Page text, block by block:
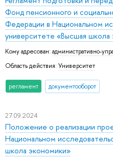
Фонд пенсионного и
Федерации в Национальном
университете «Высшая школа
Кому адресован: административно-
Область действия: Университет
регламент документооборот
27.09.2024
Положение о реализации
Национальном
школа экономики»